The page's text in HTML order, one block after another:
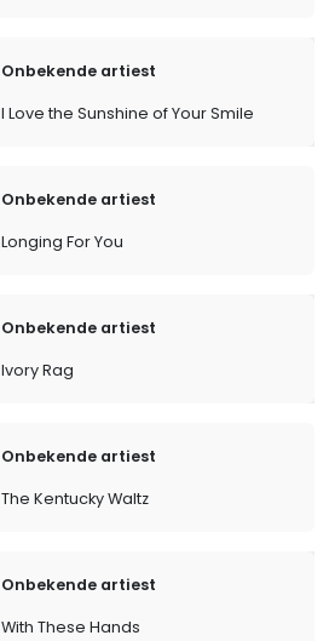
Onbekende artiest
I Love the Sunshine of Your Smile
Onbekende artiest
Longing For You
Onbekende artiest
Ivory Rag
Onbekende artiest
The Kentucky Waltz
Onbekende artiest
With These Hands